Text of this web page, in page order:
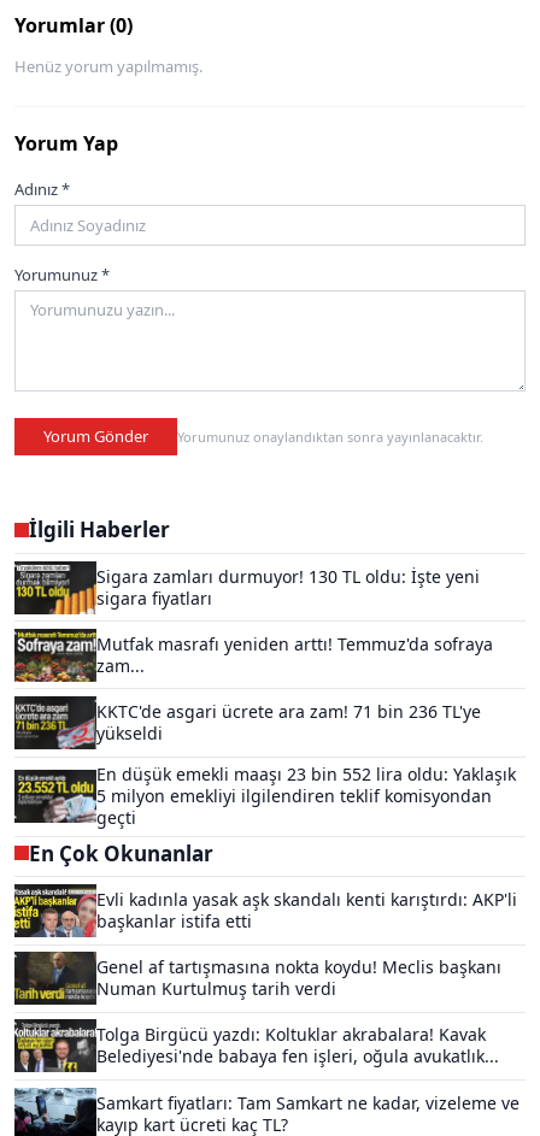
Yorumlar (0)
Henüz yorum yapılmamış.
Yorum Yap
Adınız *
Yorumunuz *
Yorum Gönder Yorumunuz onaylandıktan sonra yayınlanacaktır.
İlgili Haberler
Sigara zamları durmuyor! 130 TL oldu: İşte yeni
sigara fiyatları
Mutfak masrafı yeniden arttı! Temmuz'da sofraya
zam...
KKTC'de asgari ücrete ara zam! 71 bin 236 TL'ye
yükseldi
En düşük emekli maaşı 23 bin 552 lira oldu: Yaklaşık
5 milyon emekliyi ilgilendiren teklif komisyondan
geçti
En Çok Okunanlar
Evli kadınla yasak aşk skandalı kenti karıştırdı: AKP'li
başkanlar istifa etti
Genel af tartışmasına nokta koydu! Meclis başkanı
Numan Kurtulmuş tarih verdi
Tolga Birgücü yazdı: Koltuklar akrabalara! Kavak
Belediyesi'nde babaya fen işleri, oğula avukatlık...
Samkart fiyatları: Tam Samkart ne kadar, vizeleme ve
kayıp kart ücreti kaç TL?